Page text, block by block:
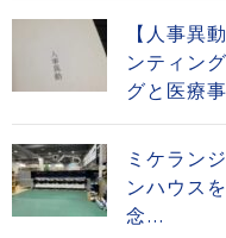
【人事異
ンティン
グと医療
ミケラン
ンハウス
念...